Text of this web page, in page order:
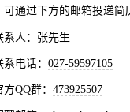
通过下方的邮箱投递简
系人：张先生
系电话：027-59597105
方QQ群：473925507